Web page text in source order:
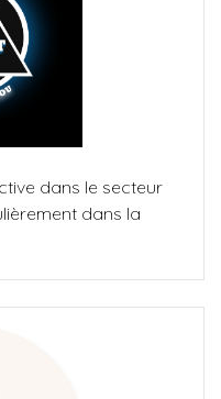
dans le secteur
dans la